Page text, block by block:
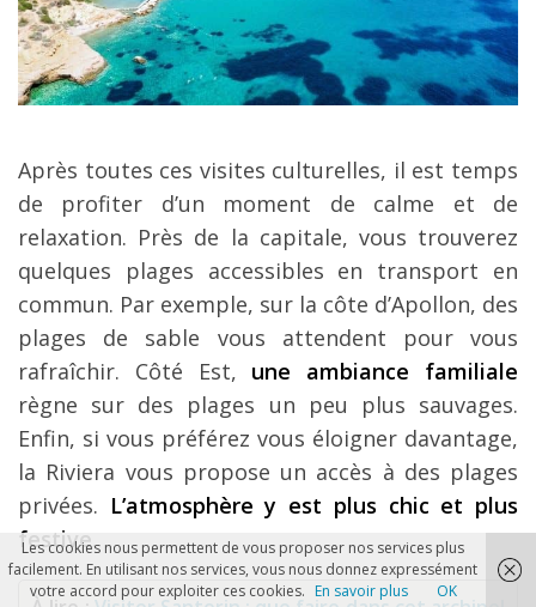
Après toutes ces visites culturelles, il est temps
de profiter d’un moment de calme et de
relaxation. Près de la capitale, vous trouverez
quelques plages accessibles en transport en
commun. Par exemple, sur la côte d’Apollon, des
plages de sable vous attendent pour vous
rafraîchir. Côté Est, une ambiance familiale
règne sur des plages un peu plus sauvages.
Enfin, si vous préférez vous éloigner davantage,
la Riviera vous propose un accès à des plages
privées. L’atmosphère y est plus chic et plus
festive.
Les cookies nous permettent de vous proposer nos services plus
facilement. En utilisant nos services, vous nous donnez expressément
votre accord pour exploiter ces cookies. En savoir plus OK